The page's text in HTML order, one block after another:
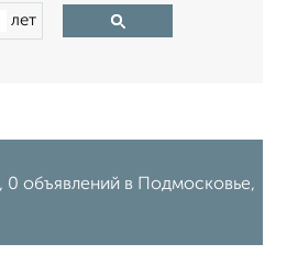
лет
0 объявлений в Подмосковье,